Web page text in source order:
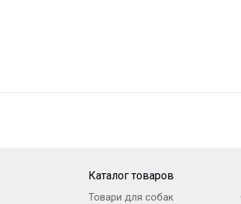
Каталог товаров
Товари для собак